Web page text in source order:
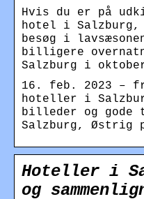
Hvis du er på
hotel i Salzburg,
besøg i
billigere
Salzburg i
16. feb. 2023 –
hoteller i
billeder og
Salzburg, Østrig
Hoteller i
og